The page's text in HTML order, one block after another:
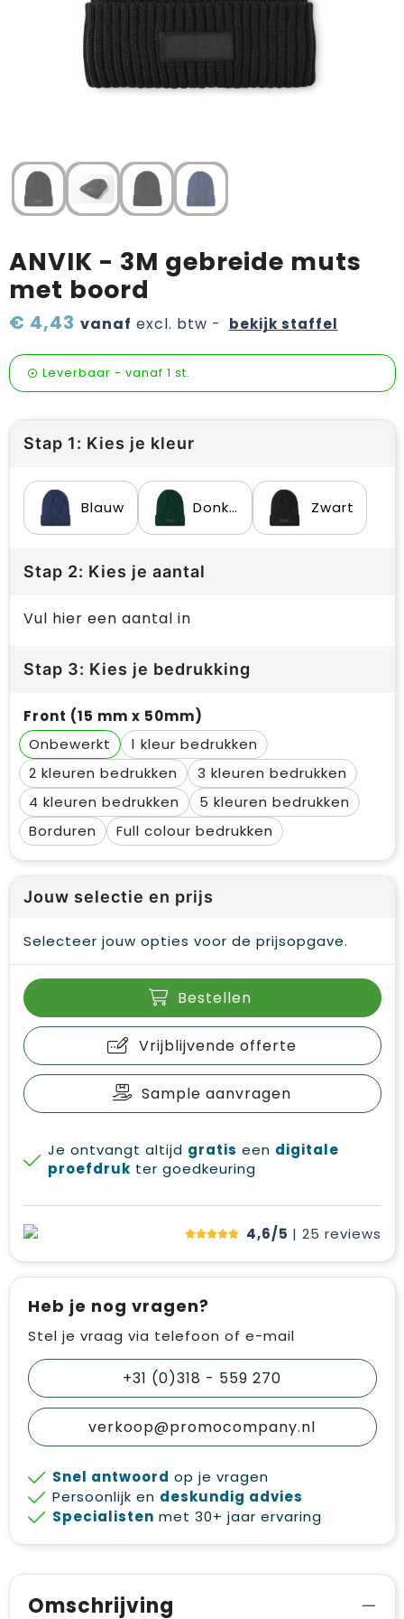
Verzorging & welness
Onderweg
Sinterklaas artikelen
Wijn, bier en proeverij
Zomerpakketten
ANVIK - 3M gebreide muts
met boord
€ 4,43 vanaf excl. btw - bekijk staffel
Leverbaar - vanaf 1 st.
Stap 1: Kies je kleur
Blauw Donker Marinegroen Zwart
Stap 2: Kies je aantal
Vul hier een aantal in
Stap 3: Kies je bedrukking
Front (15 mm x 50mm)
Onbewerkt
1
2
3
4
5
Borduren
Full colour
Jouw selectie en prijs
Selecteer jouw opties voor de prijsopgave.
Bestellen
Vrijblijvende offerte
Sample aanvragen
Je ontvangt altijd gratis een digitale
proefdruk ter goedkeuring
4,6/5 | 25 reviews
Heb je nog vragen?
Stel je vraag via telefoon of e-mail
+31 (0)318 - 559 270
verkoop@promocompany.nl
Snel antwoord op je vragen
Persoonlijk en deskundig advies
Specialisten met 30+ jaar ervaring
Omschrijving